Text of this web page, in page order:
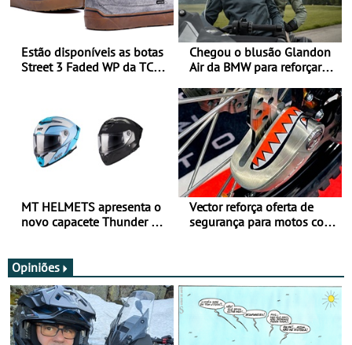
Estão disponíveis as botas
Street 3 Faded WP da TCX
Chegou o blusão Glandon
Air da BMW para reforçar
verão
MT HELMETS apresenta o
novo capacete Thunder 4 R
Vector reforça oferta de
segurança para motos com
Opiniões